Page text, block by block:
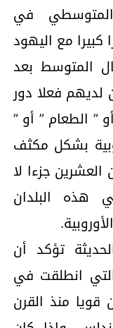
في
كبيرا مع اليهود
المتوسط بعد
كان لديهم فعلا دور
الطعام ” أو ”
بشكل مكثف
جزءا لا
هذه البلدان
تؤكد أن
انطلقت في
قويا منذ القرن